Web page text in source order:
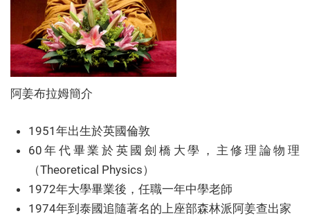
阿姜布拉姆簡介
1951年出生於英國倫敦
60年代畢業於英國劍橋大學，主修理論物理
（Theoretical Physics）
1972年大學畢業後，任職一年中學老師
1974年到泰國追隨著名的上座部森林派阿姜查出家